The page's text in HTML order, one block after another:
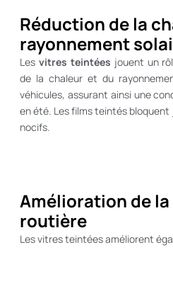
Réduction de la
rayonnement
Les vitres teintées jouent un
de la chaleur et du
véhicules, assurant ainsi une
en été. Les films teintés bloquent
nocifs.
Amélioration de
routière
Les vitres teintées améliorent